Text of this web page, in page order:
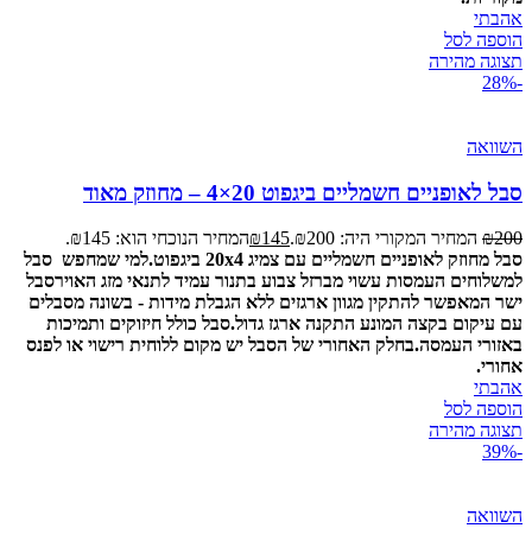
אהבתי
הוספה לסל
תצוגה מהירה
-28%
השוואה
סבל לאופניים חשמליים ביגפוט 20×4 – מחוזק מאוד
₪200 המחיר המקורי היה: ₪200. ₪145
המחיר הנוכחי הוא: ₪145.
סבל מחוזק לאופניים חשמליים עם צמיג 20x4 ביגפוט.
למי שמחפש סבל
למשלוחים העמסות עשוי מברזל צבוע בתנור עמיד לתנאי מזג האוירסבל
ישר המאפשר להתקין מגוון ארגזים ללא הגבלת מידות - בשונה מסבלים
עם עיקום בקצה המונע התקנה ארגז גדול.סבל כולל חיזוקים ותמיכות
באזורי העמסה.בחלק האחורי של הסבל יש מקום ללוחית רישוי או לפנס
אחורי.
אהבתי
הוספה לסל
תצוגה מהירה
-39%
השוואה